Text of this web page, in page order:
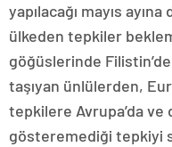
yapılacağı mayıs
ülkeden tepkiler
göğüslerinde
taşıyan ünlülerden,
tepkilere Avrupa’da
gösteremediği tepkiyi